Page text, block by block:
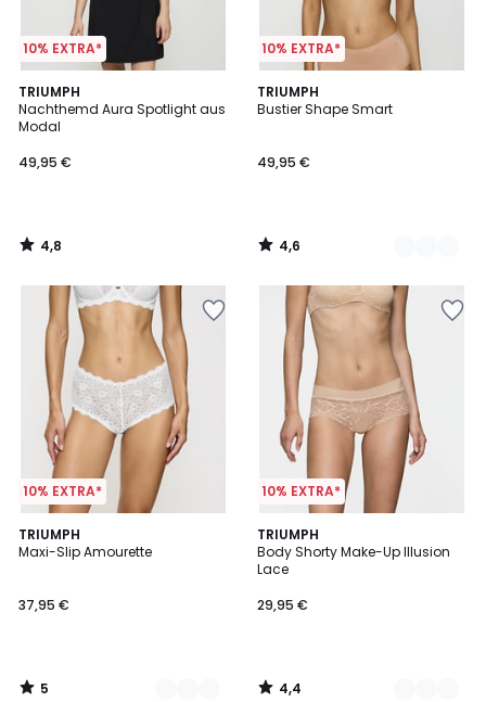
10% EXTRA*
TRIUMPH
Nachthemd Aura Spotlight aus
Modal
49,95 €
4,8
/ 5
4,8
/
10% EXTRA*
TRIUMPH
Bustier Shape Smart
49,95 €
4,6
/ 5
3
Farben
4,6
/
10% EXTRA*
TRIUMPH
Maxi-Slip Amourette
37,95 €
5
/
4
Farben
5
/
10% EXTRA*
TRIUMPH
Body Shorty Make-Up Illusion
Lace
29,95 €
4,4
/ 5
2
Farben
4,4
/